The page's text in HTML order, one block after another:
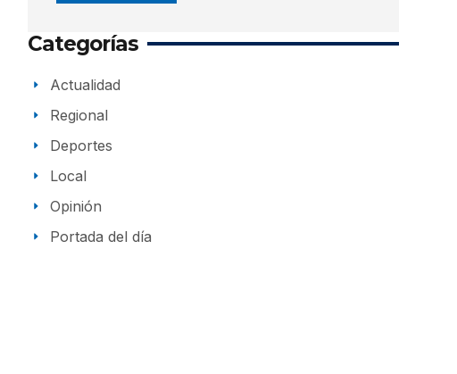
Categorías
Actualidad
Regional
Deportes
Local
Opinión
Portada del día